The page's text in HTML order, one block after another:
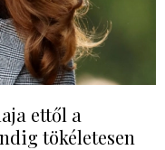
ettől a
tökéletesen